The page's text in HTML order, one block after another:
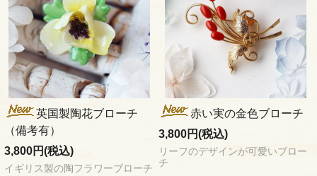
英国製陶花ブローチ
（備考有）
3,800円(税込)
イギリス製の陶フラワーブローチ
赤い実の金色ブローチ
3,800円(税込)
リーフのデザインが可愛いブロー
チ